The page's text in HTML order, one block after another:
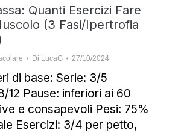
Quanti Esercizi Fare
(3 Fasi/Ipertrofia
Di LucaG 27/10/2024
di base: Serie: 3/5
12 Pause: inferiori ai 60
e consapevoli Pesi: 75%
Esercizi: 3/4 per petto,